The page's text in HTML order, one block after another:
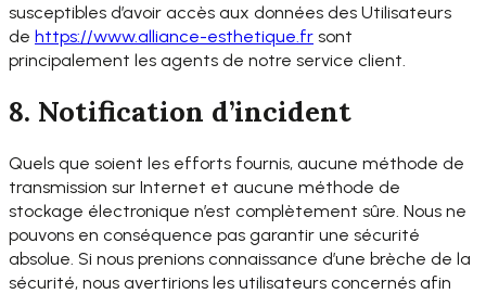
susceptibles d’avoir accès aux données des Utilisateurs
de https://www.alliance-esthetique.fr sont
principalement les agents de notre service client.
8. Notification d’incident
Quels que soient les efforts fournis, aucune méthode de
transmission sur Internet et aucune méthode de
stockage électronique n’est complètement sûre. Nous ne
pouvons en conséquence pas garantir une sécurité
absolue. Si nous prenions connaissance d’une brèche de la
sécurité, nous avertirions les utilisateurs concernés afin